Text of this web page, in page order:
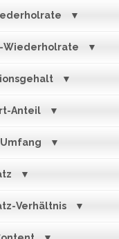
Wiederholrate
Anteil
Verhältnis